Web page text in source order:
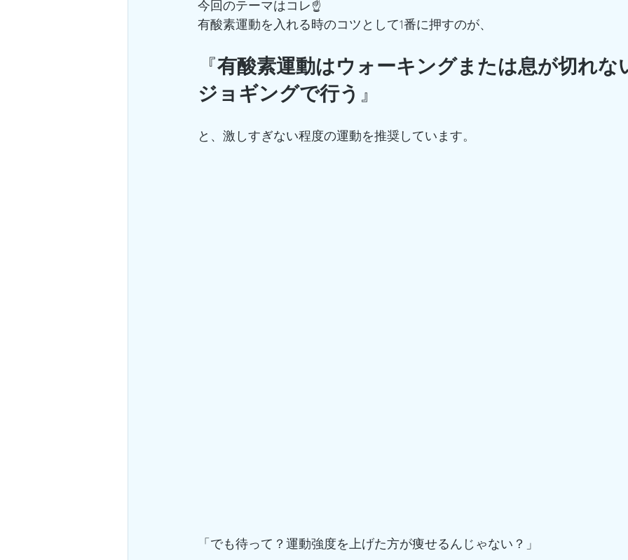
今回のテーマはコレ☝️
有酸素運動を入れる時のコツとして1番に押すのが、
『有酸素運動はウォーキングまたは息が切れな
ジョギングで行う 』
と、激しすぎない程度の運動を推奨しています。
「でも待って？運動強度を上げた方が痩せるんじゃない？」